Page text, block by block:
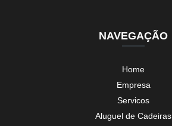
NAVEGAÇÃO
Home
Empresa
Servicos
Aluguel de Cadeiras